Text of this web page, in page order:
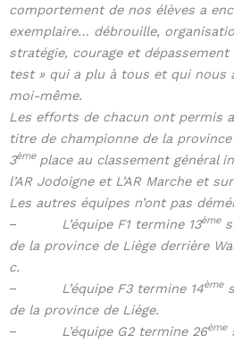
comportement de nos élèves a
exemplaire… débrouille,
stratégie, courage et
test » qui a plu à tous et qui nous
moi-même.
Les efforts de chacun ont permis
titre de championne de la
3ème place au classement général
l’AR Jodoigne et L’AR Marche et
Les autres équipes n’ont pas
– L’équipe F1 termine 13ème
de la province de Liège derrière
c.
– L’équipe F3 termine 14ème
de la province de Liège.
– L’équipe G2 termine 26ème